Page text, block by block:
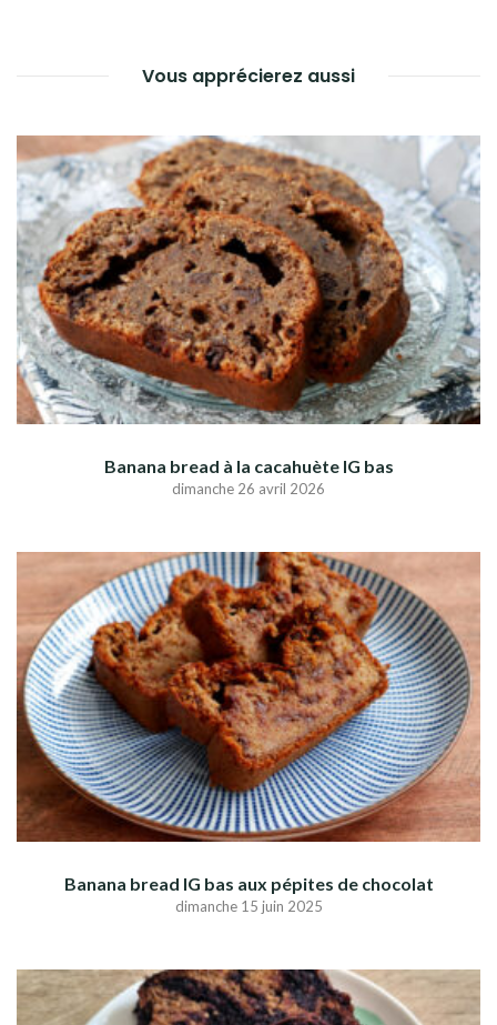
Vous apprécierez aussi
Banana bread à la cacahuète IG bas
dimanche 26 avril 2026
Banana bread IG bas aux pépites de chocolat
dimanche 15 juin 2025